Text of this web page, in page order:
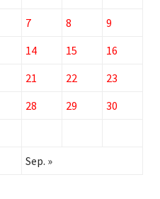
7 8
9
14 15
16
21 22
23
28 29
30
Sep. »